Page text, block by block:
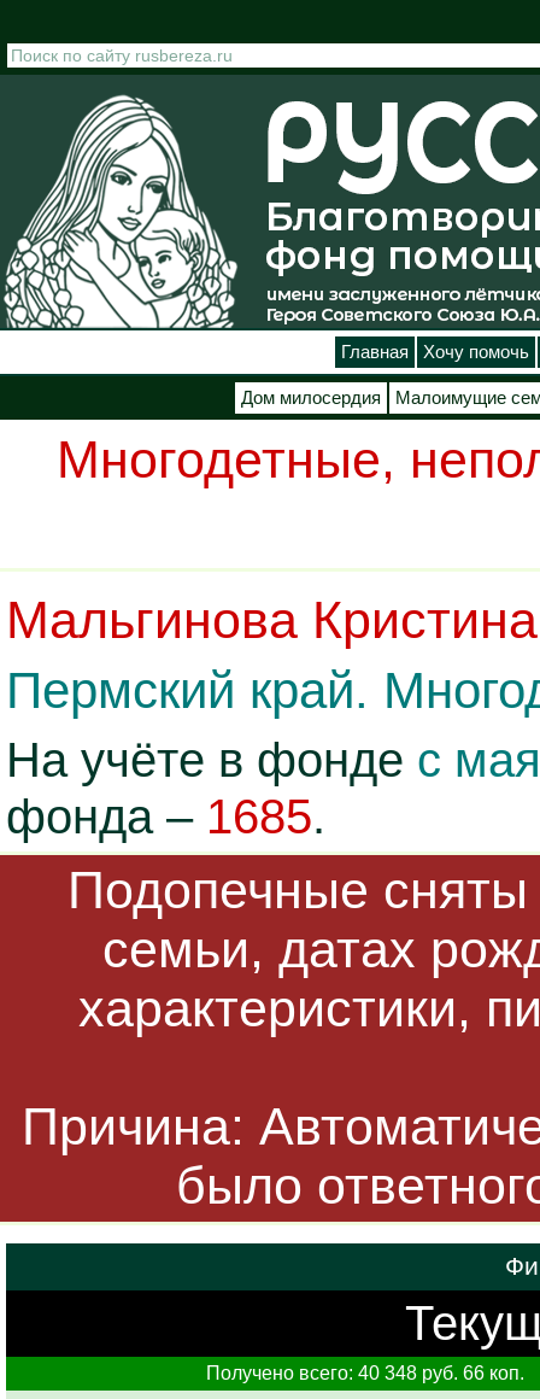
Главная Хочу помочь
Дом милосердия Малоимущие
Многодетные,
Мальгинова
Пермский край.
На учёте в фонде с
фонда – 1685.
Подопечные
семьи, датах
характеристики,
Причина:
было
Получено всего: 40 348 руб. 66 коп.